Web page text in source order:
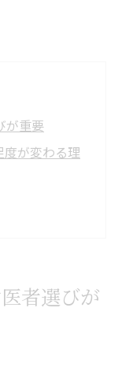
が重要
が変わる理
矯正治療の
選び方のコ
者選びが